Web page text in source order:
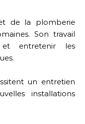
de la plomberie
Son travail
entretenir les
un entretien
installations